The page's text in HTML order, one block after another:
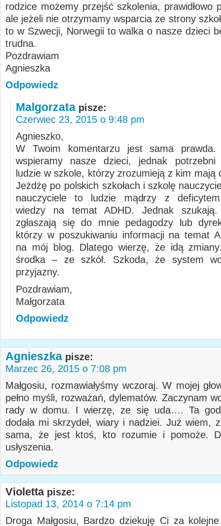
rodzice możemy przejść szkolenia, prawidłowo
ale jeżeli nie otrzymamy wsparcia ze strony
to w Szwecji, Norwegii to walka o nasze dzieci
trudna.
Pozdrawiam
Agnieszka
Odpowiedz
Malgorzata pisze:
Czerwiec 23, 2015 o 9:48 pm
Agnieszko,
W Twoim komentarzu jest sama
wspieramy nasze dzieci, jednak potrzebni
ludzie w szkole, którzy zrozumieją z kim mają
Jeżdżę po polskich szkołach i szkolę
nauczyciele to ludzie mądrzy z deficytem
wiedzy na temat ADHD. Jednak szukają.
zgłaszają się do mnie pedagodzy lub
którzy w poszukiwaniu informacji na temat
na mój blog. Dlatego wierzę, że idą
środka – ze szkół. Szkoda, że system
przyjazny.
Pozdrawiam,
Małgorzata
Odpowiedz
Agnieszka pisze:
Marzec 26, 2015 o 7:08 pm
Małgosiu, rozmawiałyśmy wczoraj. W mojej
pełno myśli, rozważań, dylematów. Zaczynam
rady w domu. I wierzę, ze się uda…. Ta
dodała mi skrzydeł, wiary i nadziei. Już wiem,
sama, że jest ktoś, kto rozumie i pomoże.
usłyszenia.
Odpowiedz
Violetta pisze:
Listopad 13, 2014 o 7:14 pm
Droga Małgosiu, Bardzo dziekuję Ci za